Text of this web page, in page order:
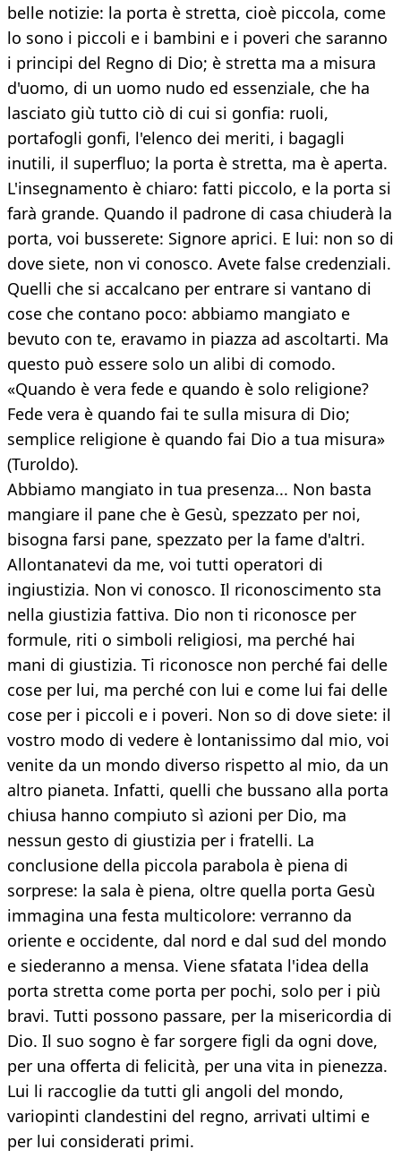
belle notizie: la porta è stretta, cioè piccola, come
lo sono i piccoli e i bambini e i poveri che saranno
i principi del Regno di Dio; è stretta ma a misura
d'uomo, di un uomo nudo ed essenziale, che ha
lasciato giù tutto ciò di cui si gonfia: ruoli,
portafogli gonfi, l'elenco dei meriti, i bagagli
inutili, il superfluo; la porta è stretta, ma è aperta.
L'insegnamento è chiaro: fatti piccolo, e la porta si
farà grande. Quando il padrone di casa chiuderà la
porta, voi busserete: Signore aprici. E lui: non so di
dove siete, non vi conosco. Avete false credenziali.
Quelli che si accalcano per entrare si vantano di
cose che contano poco: abbiamo mangiato e
bevuto con te, eravamo in piazza ad ascoltarti. Ma
questo può essere solo un alibi di comodo.
«Quando è vera fede e quando è solo religione?
Fede vera è quando fai te sulla misura di Dio;
semplice religione è quando fai Dio a tua misura»
(Turoldo).
Abbiamo mangiato in tua presenza... Non basta
mangiare il pane che è Gesù, spezzato per noi,
bisogna farsi pane, spezzato per la fame d'altri.
Allontanatevi da me, voi tutti operatori di
ingiustizia. Non vi conosco. Il riconoscimento sta
nella giustizia fattiva. Dio non ti riconosce per
formule, riti o simboli religiosi, ma perché hai
mani di giustizia. Ti riconosce non perché fai delle
cose per lui, ma perché con lui e come lui fai delle
cose per i piccoli e i poveri. Non so di dove siete: il
vostro modo di vedere è lontanissimo dal mio, voi
venite da un mondo diverso rispetto al mio, da un
altro pianeta. Infatti, quelli che bussano alla porta
chiusa hanno compiuto sì azioni per Dio, ma
nessun gesto di giustizia per i fratelli. La
conclusione della piccola parabola è piena di
sorprese: la sala è piena, oltre quella porta Gesù
immagina una festa multicolore: verranno da
oriente e occidente, dal nord e dal sud del mondo
e siederanno a mensa. Viene sfatata l'idea della
porta stretta come porta per pochi, solo per i più
bravi. Tutti possono passare, per la misericordia di
Dio. Il suo sogno è far sorgere figli da ogni dove,
per una offerta di felicità, per una vita in pienezza.
Lui li raccoglie da tutti gli angoli del mondo,
variopinti clandestini del regno, arrivati ultimi e
per lui considerati primi.